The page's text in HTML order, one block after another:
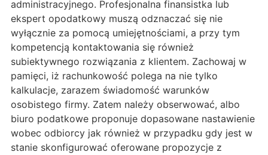
administracyjnego. Profesjonalna finansistka lub
ekspert opodatkowy muszą odznaczać się nie
wyłącznie za pomocą umiejętnościami, a przy tym
kompetencją kontaktowania się również
subiektywnego rozwiązania z klientem. Zachowaj w
pamięci, iż rachunkowość polega na nie tylko
kalkulacje, zarazem świadomość warunków
osobistego firmy. Zatem należy obserwować, albo
biuro podatkowe proponuje dopasowane nastawienie
wobec odbiorcy jak również w przypadku gdy jest w
stanie skonfigurować oferowane propozycje z